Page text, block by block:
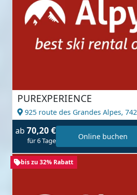
PUREXPERIENCE
925 route des Grandes Alpes,
ab 70,20 €
für 6 Tage Online buchen
bis zu 32% Rabatt